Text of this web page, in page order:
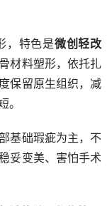
，特色是微创轻改
材料塑形，依托扎
保留原生组织，减
基础瑕疵为主，不
妥变美、害怕手术